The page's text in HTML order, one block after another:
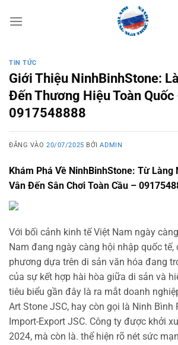
qua
TIN TỨC
Giới Thiệu NinhBinhStone:
Đến Thương Hiệu Toàn Quốc
0917548888
ĐĂNG VÀO20/07/2025 BỞIADMIN
Khám Phá Về NinhBinhStone: Từ Làng
Vân Đến Sân Chơi Toàn Cầu –
Với bối cảnh kinh tế Việt Nam ngày
Nam đang ngày càng hội nhập quốc tế,
phương dựa trên di sản văn hóa đang
của sự kết hợp hài hòa giữa di sản và
tiêu biểu gần đây là ra mắt doanh
Art Stone JSC, hay còn gọi là Ninh Bình
Import-Export JSC. Công ty được khởi
2024, mà còn là. thể hiện rõ nét sức